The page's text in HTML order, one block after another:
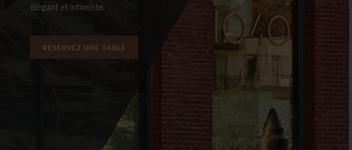
élégant et intimiste.
RÉSERVEZ UNE TABLE